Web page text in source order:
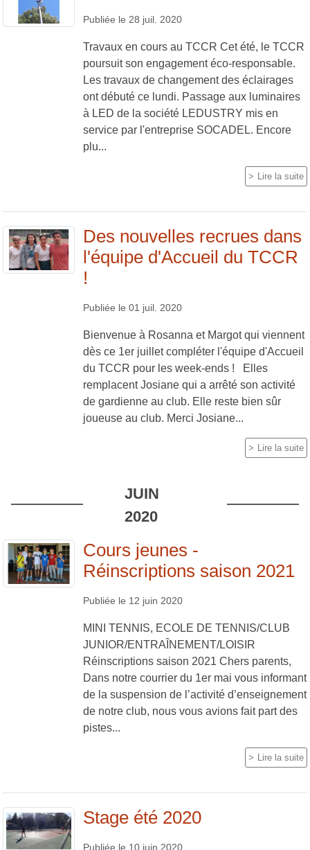
Publiée le 28 juil. 2020
Travaux en cours au TCCR Cet été, le TCCR
poursuit son engagement éco-responsable.
Les travaux de changement des éclairages
ont débuté ce lundi. Passage aux luminaires
à LED de la société LEDUSTRY mis en
service par l'entreprise SOCADEL. Encore
plu...
Lire la suite
Des nouvelles recrues dans
l'équipe d'Accueil du TCCR
!
Publiée le 01 juil. 2020
Bienvenue à Rosanna et Margot qui viennent
dès ce 1er juillet compléter l'équipe d'Accueil
du TCCR pour les week-ends ! Elles
remplacent Josiane qui a arrêté son activité
de gardienne au club. Elle reste bien sûr
joueuse au club. Merci Josiane...
Lire la suite
JUIN
2020
Cours jeunes -
Réinscriptions saison 2021
Publiée le 12 juin 2020
MINI TENNIS, ECOLE DE TENNIS/CLUB
JUNIOR/ENTRAÎNEMENT/LOISIR
Réinscriptions saison 2021 Chers parents,
Dans notre courrier du 1er mai vous informant
de la suspension de l’activité d’enseignement
de notre club, nous vous avions fait part des
pistes...
Lire la suite
Stage été 2020
Publiée le 10 juin 2020